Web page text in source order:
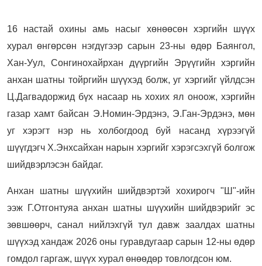
16 настай охины амь насыг хөнөөсөн хэргийн шүүх
хурал өнгөрсөн нэгдүгээр сарын 23-ны өдөр Баянгол,
Хан-Уул, Сонгинохайрхан дүүргийн Эрүүгийн хэргийн
анхан шатны тойргийн шүүхэд болж, уг хэргийг үйлдсэн
Ц.Дагвадоржид бүх насаар нь хохих ял оноож, хэргийн
газар хамт байсан Э.Номин-Эрдэнэ, Э.Ган-Эрдэнэ, мөн
уг хэрэгт нэр нь холбогдоод буй насанд хүрээгүй
шүүгдэгч Х.Энхсайхан нарын хэргийг хэрэгсэхгүй болгож
шийдвэрлэсэн байдаг.
Анхан шатны шүүхийн шийдвэртэй хохирогч "Ш"-ийн
ээж Г.Отгонтуяа анхан шатны шүүхийн шийдвэрийг эс
зөвшөөрч, санал нийлэхгүй тул давж заалдах шатны
шүүхэд хандаж 2026 оны гуравдугаар сарын 12-ны өдөр
гомдол гаргаж, шүүх хурал өнөөдөр товлогдсон юм.